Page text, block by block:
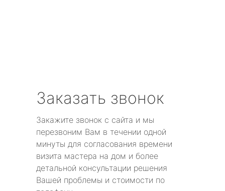
Заказать звонок
Закажите звонок с сайта и мы
перезвоним Вам в течении одной
минуты для согласования времени
визита мастера на дом и более
детальной консультации решения
Вашей проблемы и стоимости по